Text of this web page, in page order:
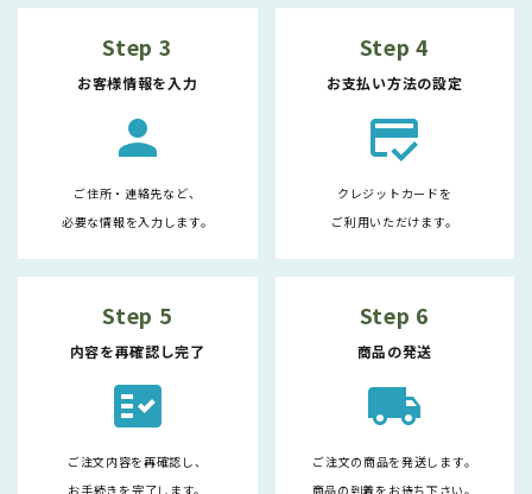
Step 3
お客様情報を入力
person
ご住所・連絡先など、
必要な情報を入力します。
Step 4
お支払い方法の設定
credit_score
クレジットカードを
ご利用いただけます。
Step 5
内容を再確認し完了
fact_check
ご注文内容を再確認し、
お手続きを完了します。
Step 6
商品の発送
local_shipping
ご注文の商品を発送します。
商品の到着をお待ち下さい。